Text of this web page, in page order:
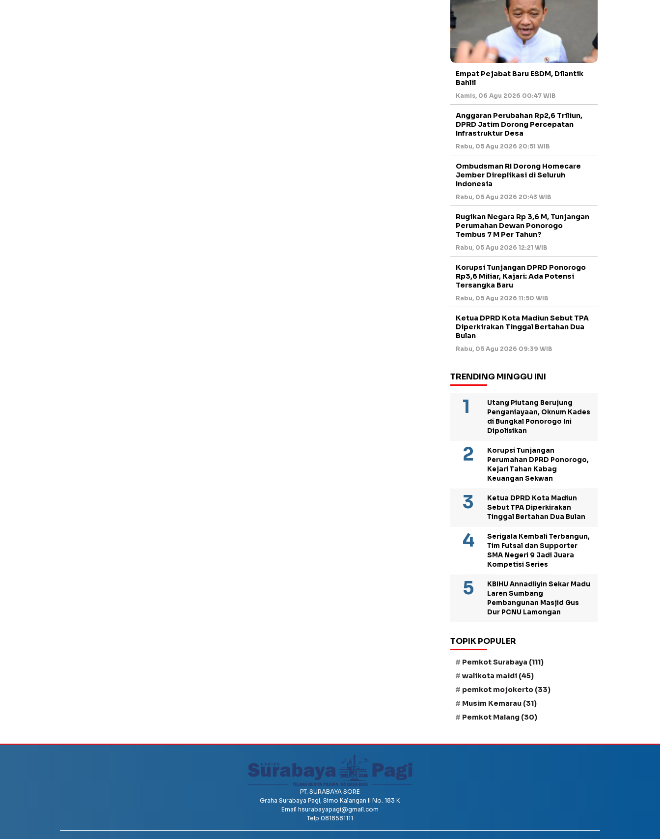
Empat Pejabat Baru ESDM, Dilantik
Bahlil
Kamis, 06 Agu 2026 00:47 WIB
Anggaran Perubahan Rp2,6 Triliun,
DPRD Jatim Dorong Percepatan
Infrastruktur Desa
Rabu, 05 Agu 2026 20:51 WIB
Ombudsman RI Dorong Homecare
Jember Direplikasi di Seluruh
Indonesia
Rabu, 05 Agu 2026 20:43 WIB
Rugikan Negara Rp 3,6 M, Tunjangan
Perumahan Dewan Ponorogo
Tembus 7 M Per Tahun?
Rabu, 05 Agu 2026 12:21 WIB
Korupsi Tunjangan DPRD Ponorogo
Rp3,6 Miliar, Kajari: Ada Potensi
Tersangka Baru
Rabu, 05 Agu 2026 11:50 WIB
Ketua DPRD Kota Madiun Sebut TPA
Diperkirakan Tinggal Bertahan Dua
Bulan
Rabu, 05 Agu 2026 09:39 WIB
TRENDING MINGGU INI
Utang Piutang Berujung
Penganiayaan, Oknum Kades
di Bungkal Ponorogo Ini
Dipolisikan
Korupsi Tunjangan
Perumahan DPRD Ponorogo,
Kejari Tahan Kabag
Keuangan Sekwan
Ketua DPRD Kota Madiun
Sebut TPA Diperkirakan
Tinggal Bertahan Dua Bulan
Serigala Kembali Terbangun,
Tim Futsal dan Supporter
SMA Negeri 9 Jadi Juara
Kompetisi Series
KBIHU Annadliyin Sekar Madu
Laren Sumbang
Pembangunan Masjid Gus
Dur PCNU Lamongan
TOPIK POPULER
Pemkot Surabaya (111)
walikota maidi (45)
pemkot mojokerto (33)
Musim Kemarau (31)
Pemkot Malang (30)
PT. SURABAYA SORE
Graha Surabaya Pagi, Simo Kalangan II No. 183 K
Email hsurabayapagi@gmail.com
Telp 0818581111